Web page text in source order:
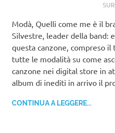
Modà, Quelli come me è il
Silvestre, leader della band:
questa canzone, compreso
tutte le modalità su come
canzone nei digital store in
album di inediti in arrivo il
CONTINUA A LEGGERE...